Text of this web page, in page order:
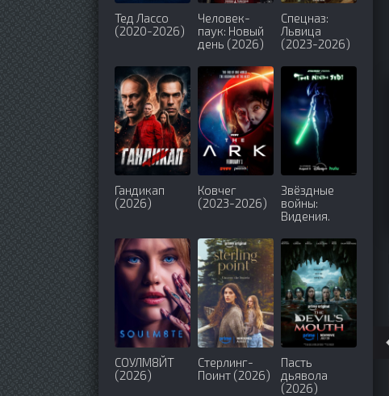
Тед Лассо
(2020-2026)
Человек-
паук: Новый
день (2026)
Спецназ:
Львица
(2023-2026)
Гандикап
(2026)
Ковчег
(2023-2026)
Звёздные
войны:
Видения.
джедай
(2026)
СОУЛМ8ЙТ
(2026)
Стерлинг-
Поинт (2026)
Пасть
дьявола
(2026)